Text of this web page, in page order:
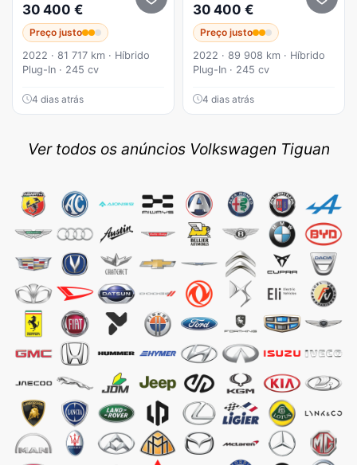
30 400 €
Preço justo
2022 · 81 717 km · Híbrido
Plug-In · 245 cv
4 dias atrás
30 400 €
Preço justo
2022 · 89 908 km · Híbrido
Plug-In · 245 cv
4 dias atrás
Ver todos os anúncios Volkswagen Tiguan